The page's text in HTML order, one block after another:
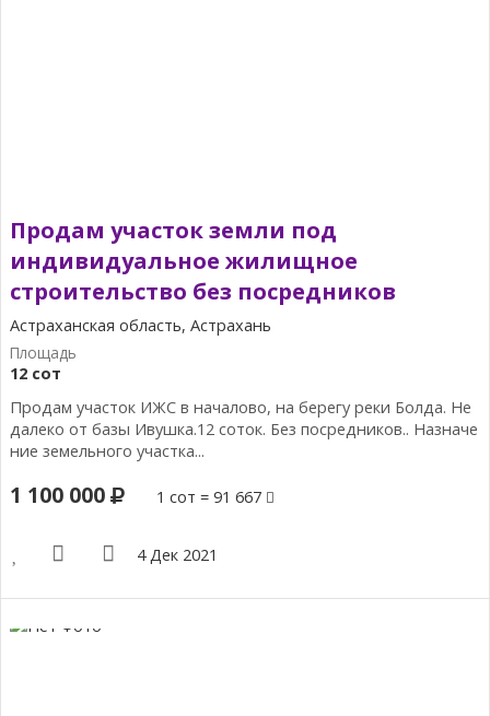
Продам участок земли под
индивидуальное жилищное
строительство без посредников
Астраханская область, Астрахань
12 сот
Продам участок ИЖС в началово, на берегу реки Болда. Не
далеко от базы Ивушка.12 соток. Без посредников.. Назначе
ние земельного участка...
1 100 000 1 сот = 91 667
4 Дек 2021